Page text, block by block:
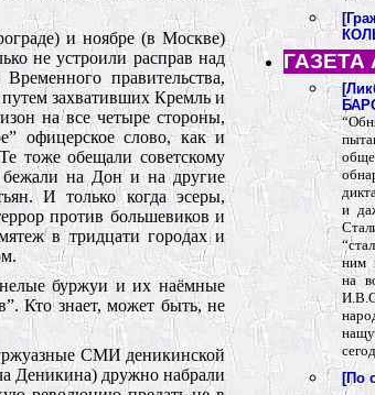
и ноябре (в Москве)
не устроили расправ над
правительства,
захвативших Кремль и
на все четыре стороны,
офицерское слово, как и
тоже обещали советскому
бежали на Дон и на другие
И только когда эсеры,
против большевиков и
в тридцати городах и
буржуи и их наёмные
Кто знает, может быть, не
СМИ деникинской
Деникина) дружно набрали
ГАЗЕТА
и
ним
на
[По